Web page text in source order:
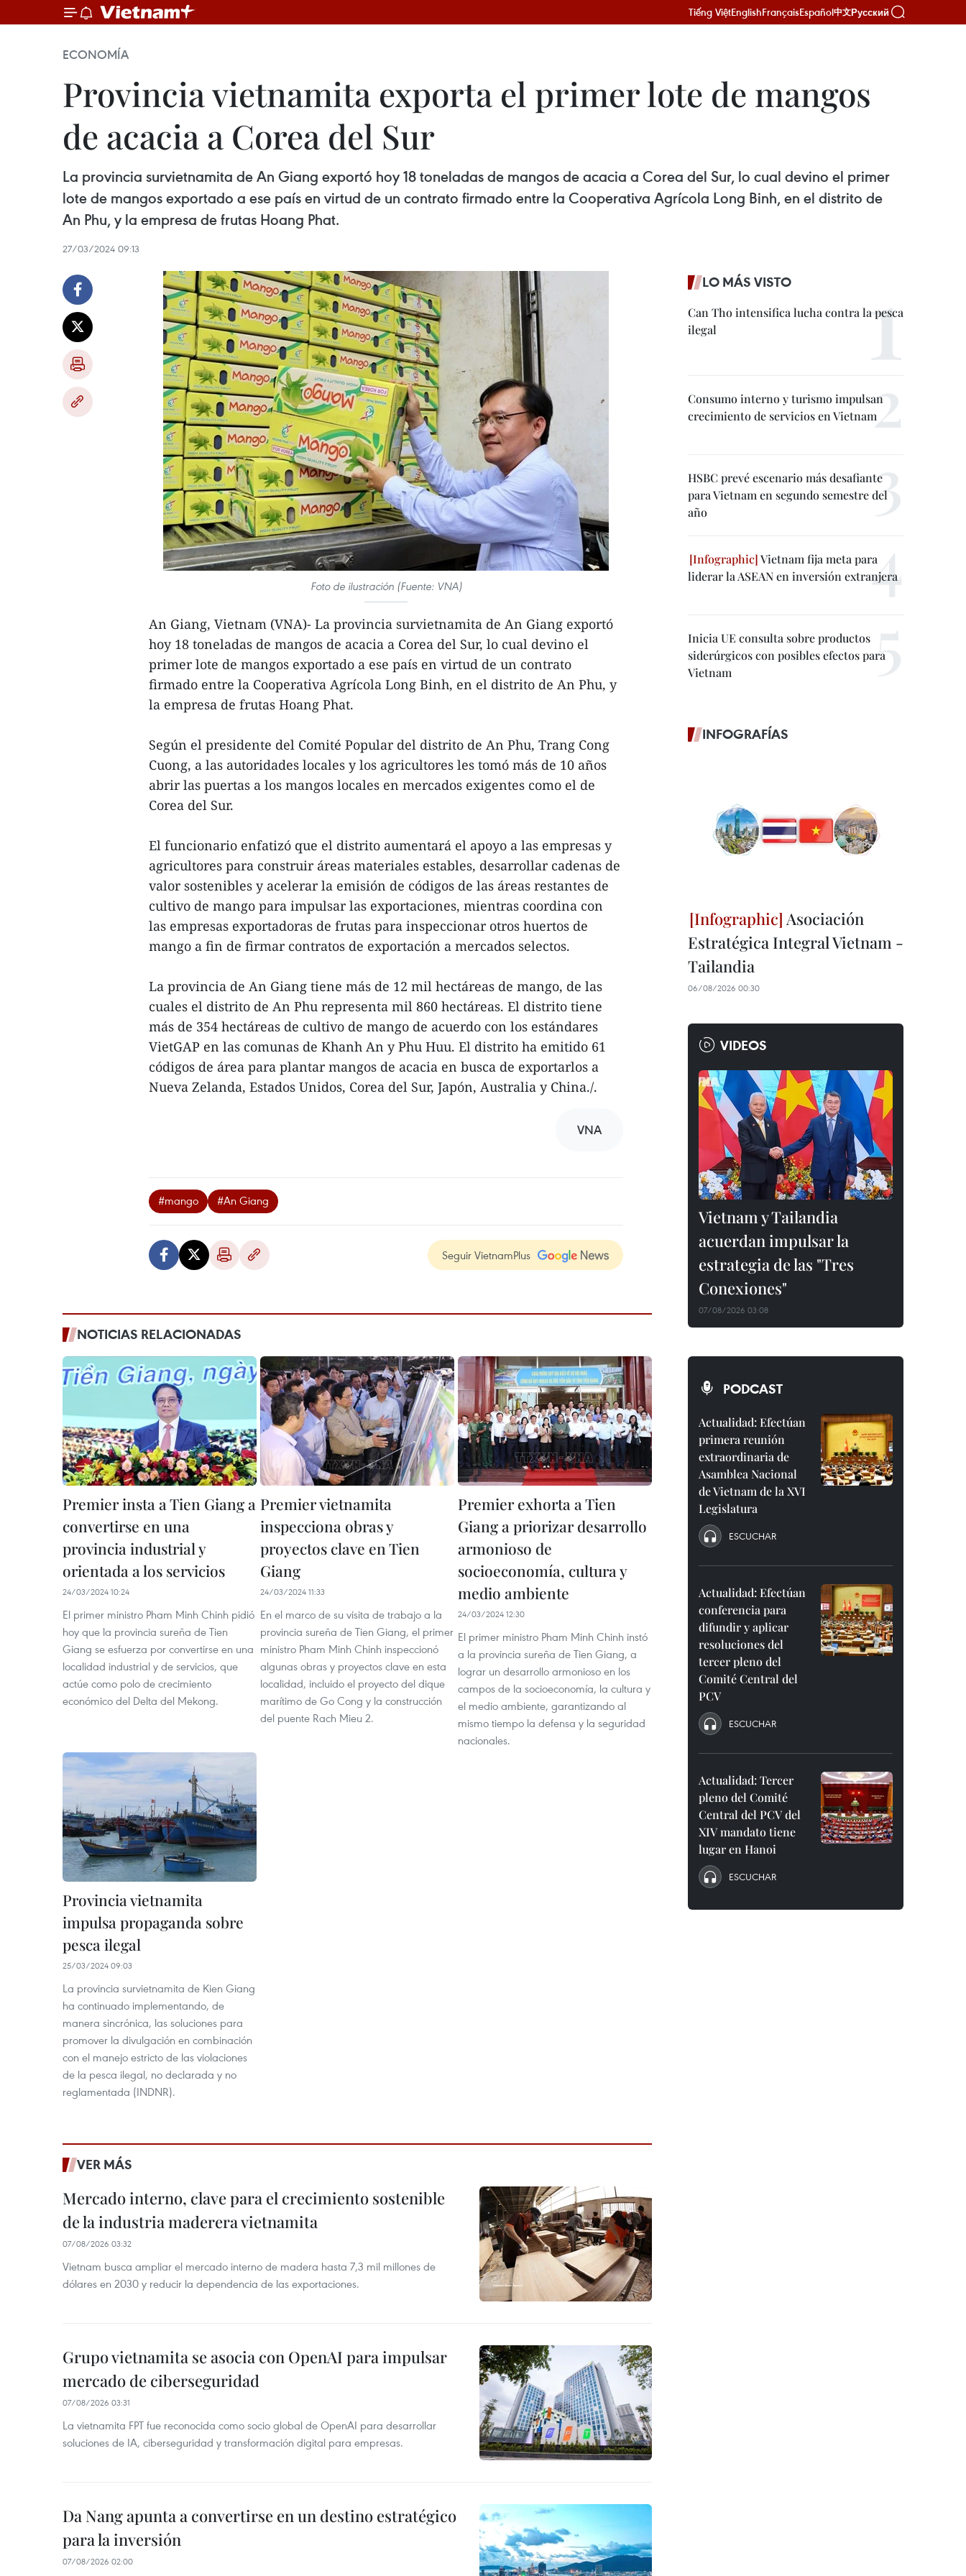
Tiếng ViệtEnglishFrançaisEspañol中文Русский
ECONOMÍA
Provincia vietnamita exporta el primer lote de mangos
de acacia a Corea del Sur
La provincia survietnamita de An Giang exportó hoy 18 toneladas de mangos de acacia a Corea del Sur, lo cual devino el primer
lote de mangos exportado a ese país en virtud de un contrato firmado entre la Cooperativa Agrícola Long Binh, en el distrito de
An Phu, y la empresa de frutas Hoang Phat.
27/03/2024 09:13
Foto de ilustración (Fuente: VNA)
An Giang, Vietnam (VNA)- La provincia survietnamita de An Giang exportó
hoy 18 toneladas de mangos de acacia a Corea del Sur, lo cual devino el
primer lote de mangos exportado a ese país en virtud de un contrato
firmado entre la Cooperativa Agrícola Long Binh, en el distrito de An Phu, y
la empresa de frutas Hoang Phat.
Según el presidente del Comité Popular del distrito de An Phu, Trang Cong
Cuong, a las autoridades locales y los agricultores les tomó más de 10 años
abrir las puertas a los mangos locales en mercados exigentes como el de
Corea del Sur.
El funcionario enfatizó que el distrito aumentará el apoyo a las empresas y
agricultores para construir áreas materiales estables, desarrollar cadenas de
valor sostenibles y acelerar la emisión de códigos de las áreas restantes de
cultivo de mango para impulsar las exportaciones, mientras coordina con
las empresas exportadoras de frutas para inspeccionar otros huertos de
mango a fin de firmar contratos de exportación a mercados selectos.
La provincia de An Giang tiene más de 12 mil hectáreas de mango, de las
cuales el distrito de An Phu representa mil 860 hectáreas. El distrito tiene
más de 354 hectáreas de cultivo de mango de acuerdo con los estándares
VietGAP en las comunas de Khanh An y Phu Huu. El distrito ha emitido 61
códigos de área para plantar mangos de acacia en busca de exportarlos a
Nueva Zelanda, Estados Unidos, Corea del Sur, Japón, Australia y China./.
VNA
#mango #An Giang
Seguir VietnamPlus
NOTICIAS RELACIONADAS
Premier insta a Tien Giang a
convertirse en una
provincia industrial y
orientada a los servicios
24/03/2024 10:24
El primer ministro Pham Minh Chinh pidió
hoy que la provincia sureña de Tien
Giang se esfuerza por convertirse en una
localidad industrial y de servicios, que
actúe como polo de crecimiento
económico del Delta del Mekong.
Premier vietnamita
inspecciona obras y
proyectos clave en Tien
Giang
24/03/2024 11:33
En el marco de su visita de trabajo a la
provincia sureña de Tien Giang, el primer
ministro Pham Minh Chinh inspeccionó
algunas obras y proyectos clave en esta
localidad, incluido el proyecto del dique
marítimo de Go Cong y la construcción
del puente Rach Mieu 2.
Premier exhorta a Tien
Giang a priorizar desarrollo
armonioso de
socioeconomía, cultura y
medio ambiente
24/03/2024 12:30
El primer ministro Pham Minh Chinh instó
a la provincia sureña de Tien Giang, a
lograr un desarrollo armonioso en los
campos de la socioeconomía, la cultura y
el medio ambiente, garantizando al
mismo tiempo la defensa y la seguridad
nacionales.
Provincia vietnamita
impulsa propaganda sobre
pesca ilegal
25/03/2024 09:03
La provincia survietnamita de Kien Giang
ha continuado implementando, de
manera sincrónica, las soluciones para
promover la divulgación en combinación
con el manejo estricto de las violaciones
de la pesca ilegal, no declarada y no
reglamentada (INDNR). ​
VER MÁS
Mercado interno, clave para el crecimiento sostenible
de la industria maderera vietnamita
07/08/2026 03:32
Vietnam busca ampliar el mercado interno de madera hasta 7,3 mil millones de
dólares en 2030 y reducir la dependencia de las exportaciones.
Grupo vietnamita se asocia con OpenAI para impulsar
mercado de ciberseguridad
07/08/2026 03:31
La vietnamita FPT fue reconocida como socio global de OpenAI para desarrollar
soluciones de IA, ciberseguridad y transformación digital para empresas.
Da Nang apunta a convertirse en un destino estratégico
para la inversión
07/08/2026 02:00
LO MÁS VISTO
Can Tho intensifica lucha contra la pesca
ilegal
Consumo interno y turismo impulsan
crecimiento de servicios en Vietnam
HSBC prevé escenario más desafiante
para Vietnam en segundo semestre del
año
Vietnam fija meta para
liderar la ASEAN en inversión extranjera
Inicia UE consulta sobre productos
siderúrgicos con posibles efectos para
Vietnam
INFOGRAFÍAS
Asociación
Estratégica Integral Vietnam -
Tailandia
06/08/2026 00:30
VIDEOS
Vietnam y Tailandia
acuerdan impulsar la
estrategia de las "Tres
Conexiones"
07/08/2026 03:08
PODCAST
Actualidad: Efectúan
primera reunión
extraordinaria de
Asamblea Nacional
de Vietnam de la XVI
Legislatura
ESCUCHAR
Actualidad: Efectúan
conferencia para
difundir y aplicar
resoluciones del
tercer pleno del
Comité Central del
PCV
ESCUCHAR
Actualidad: Tercer
pleno del Comité
Central del PCV del
XIV mandato tiene
lugar en Hanoi
ESCUCHAR